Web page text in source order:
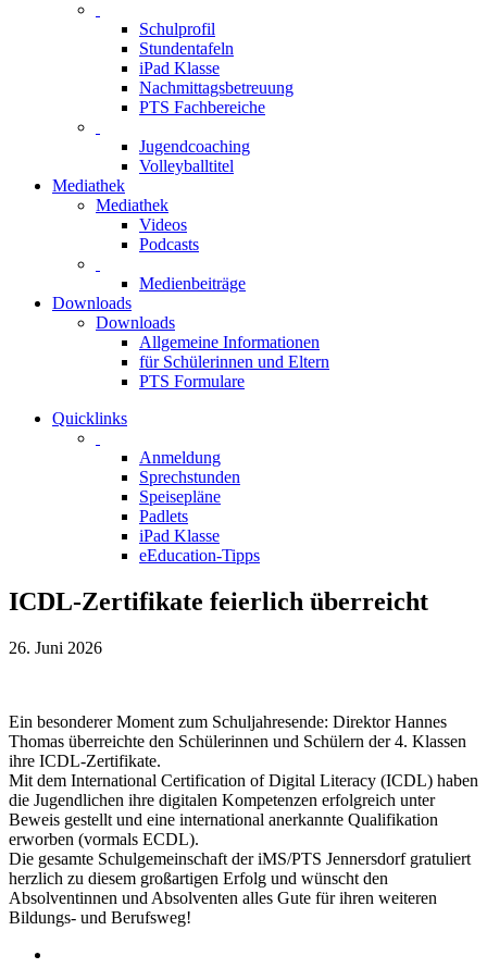
Schulprofil
Stundentafeln
iPad Klasse
Nachmittagsbetreuung
PTS Fachbereiche
Jugendcoaching
Volleyballtitel
Mediathek
Mediathek
Videos
Podcasts
Medienbeiträge
Downloads
Downloads
Allgemeine Informationen
für Schülerinnen und Eltern
PTS Formulare
Quicklinks
Anmeldung
Sprechstunden
Speisepläne
Padlets
iPad Klasse
eEducation-Tipps
ICDL-Zertifikate feierlich überreicht
26. Juni 2026
Ein besonderer Moment zum Schuljahresende: Direktor Hannes
Thomas überreichte den Schülerinnen und Schülern der 4. Klassen
ihre ICDL-Zertifikate.
Mit dem International Certification of Digital Literacy (ICDL) haben
die Jugendlichen ihre digitalen Kompetenzen erfolgreich unter
Beweis gestellt und eine international anerkannte Qualifikation
erworben (vormals ECDL).
Die gesamte Schulgemeinschaft der iMS/PTS Jennersdorf gratuliert
herzlich zu diesem großartigen Erfolg und wünscht den
Absolventinnen und Absolventen alles Gute für ihren weiteren
Bildungs- und Berufsweg!